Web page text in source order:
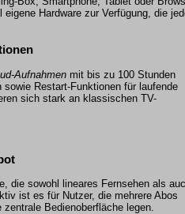
Hardware zur Verfügung, die
Aufnahmen mit bis zu 100 Stunden
Restart-Funktionen für laufende
sich stark an klassischen TV-
die sowohl lineares Fernsehen als
ist es für Nutzer, die mehrere Abos
Bedienoberfläche legen.